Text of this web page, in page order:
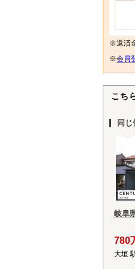
※返済
※会員
こち
同
岐阜
780
大垣